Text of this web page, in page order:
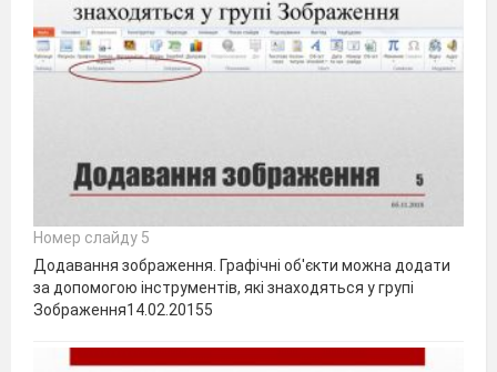
Номер слайду 5
Додавання зображення. Графічні об'єкти можна додати
за допомогою інструментів, які знаходяться у групі
Зображення14.02.20155